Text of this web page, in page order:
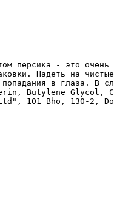
персика - это очень
Надеть на
в глаза. В
Butylene Glycol,
Ltd", 101 Bho, 130-2,